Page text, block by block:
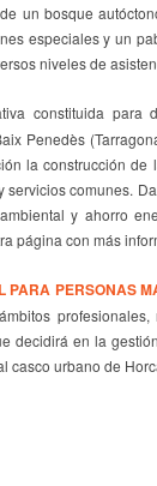
un bosque
especiales y un
niveles de
constituida para
Penedès
la construcción
servicios comunes.
y ahorro
página con más
PERSONAS
decidirá en la
casco urbano de